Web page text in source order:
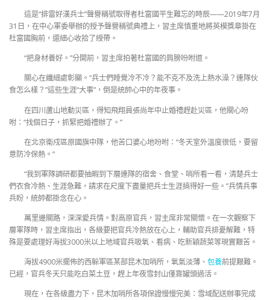
這是“排雷好漢兵士”聲譽稱號取得者杜富國平生難忘的時辰——2019年7月
31日，在中心軍委舉辦的授予聲譽稱號典禮上，習主席慎重地將英模獎章掛在
杜富國胸前，還細心收拾了綬帶。
“把身材養好。”分開前，習主席拍著杜富國的肩膀吩咐道。
關心在纖細處彰顯。“兵士們睡覺冷不冷？能不克不及洗上熱水澡？連隊伙
食怎么樣？”這些生涯“大事”，倒是統帥心中的年夜事。
在四川蘆山地動災區，得知飛翔員張尚年中止婚禮趕赴災區，他關心吩
咐：“找個日子，抓緊把婚禮辦了。”
在北京衛戍區原國旗中隊，他苦口婆心地吩咐：“冬天室外溫度很低，要留
意防冷保熱。”
“我到軍隊調研都要抽暇到下層連隊的宿舍、食堂、哨所看一看，清楚兵士
們衣食冷熱、生涯急難，請求在尺度下盡量把兵士生涯搞得好一些。”兵情兵事
兵盼，統帥都掛念在心。
萬里邊關路，深深愛兵情。對高原官兵，習主席非常關懷。在一次觀察下
層軍隊時，習主席指出，各級要把官兵冷熱放在心上，輔助官兵排憂解難，特
殊是要處理好海拔3000米以上地域官兵吸氧、看病、吃新穎蔬菜等現實艱苦。
海拔4900米擺佈的西躲軍區某部昆木加哨所，氧氣淡薄、 包養前提艱難。
已經，官兵冬天只能吃白菜土豆，趕上年夜雪封山僅靠罐頭過活。
現在，在各級盡力下，昆木加哨所各項保證慢慢完美：雪域配送辦事完成